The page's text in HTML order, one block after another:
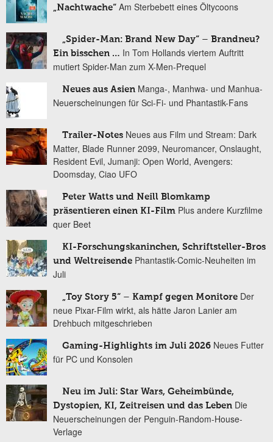
„Nachtwache“ Am Sterbebett eines Öltycoons
„Spider-Man: Brand New Day“ – Brandneu?
Ein bisschen … In Tom Hollands viertem Auftritt
mutiert Spider-Man zum X-Men-Prequel
Neues aus Asien Manga-, Manhwa- und Manhua-
Neuerscheinungen für Sci-Fi- und Phantastik-Fans
Trailer-Notes Neues aus Film und Stream: Dark
Matter, Blade Runner 2099, Neuromancer, Onslaught,
Resident Evil, Jumanji: Open World, Avengers:
Doomsday, Ciao UFO
Peter Watts und Neill Blomkamp
präsentieren einen KI-Film Plus andere Kurzfilme
quer Beet
KI-Forschungskaninchen, Schriftsteller-Bros
und Weltreisende Phantastik-Comic-Neuheiten im
Juli
„Toy Story 5“ – Kampf gegen Monitore Der
neue Pixar-Film wirkt, als hätte Jaron Lanier am
Drehbuch mitgeschrieben
Gaming-Highlights im Juli 2026 Neues Futter
für PC und Konsolen
Neu im Juli: Star Wars, Geheimbünde,
Dystopien, KI, Zeitreisen und das Leben Die
Neuerscheinungen der Penguin-Random-House-
Verlage